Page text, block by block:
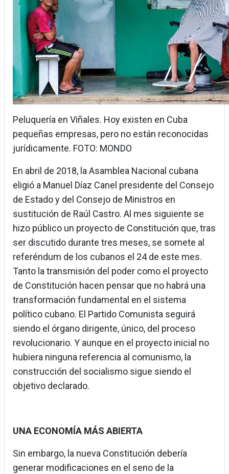
Peluquería en Viñales. Hoy existen en Cuba
pequeñas empresas, pero no están reconocidas
jurídicamente. FOTO: MONDO
En abril de 2018, la Asamblea Nacional cubana
eligió a Manuel Díaz Canel presidente del Consejo
de Estado y del Consejo de Ministros en
sustitución de Raúl Castro. Al mes siguiente se
hizo público un proyecto de Constitución que, tras
ser discutido durante tres meses, se somete al
referéndum de los cubanos el 24 de este mes.
Tanto la transmisión del poder como el proyecto
de Constitución hacen pensar que no habrá una
transformación fundamental en el sistema
político cubano. El Partido Comunista seguirá
siendo el órgano dirigente, único, del proceso
revolucionario. Y aunque en el proyecto inicial no
hubiera ninguna referencia al comunismo, la
construcción del socialismo sigue siendo el
objetivo declarado.
UNA ECONOMÍA MÁS ABIERTA
Sin embargo, la nueva Constitución debería
generar modificaciones en el seno de la